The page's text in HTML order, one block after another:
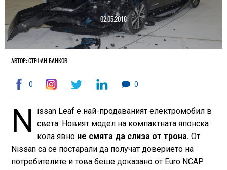
02.05.2018
АВТОР: СТЕФАН БАНКОВ
0 0
N
issan Leaf е най-продаваният електромобил в
света. Новият модел на компактната японска
кола явно не смята да слиза от трона. От
Nissan са се постарали да получат доверието на
потребителите и това беше доказано от Euro NCAP.